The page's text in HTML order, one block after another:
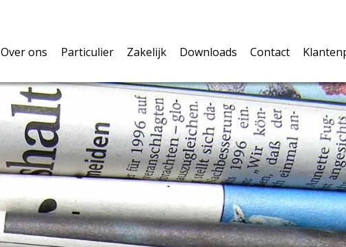
Over ons
Over ons
Volmacht
Privacy
Particulier
Verzekeringen
Pensioen & Leven
Hypotheken
Zakelijk
U als ondernemer
De werknemers
De onderneming
Vergelijkingskaarten
Downloads
Polisvoorwaarden
Belangrijke documenten
Schadeformulieren
Verzekeringskaarten
Waardemeters
Contact